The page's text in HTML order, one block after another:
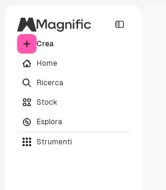
Crea
Home
Ricerca
Stock
Esplora
Strumenti